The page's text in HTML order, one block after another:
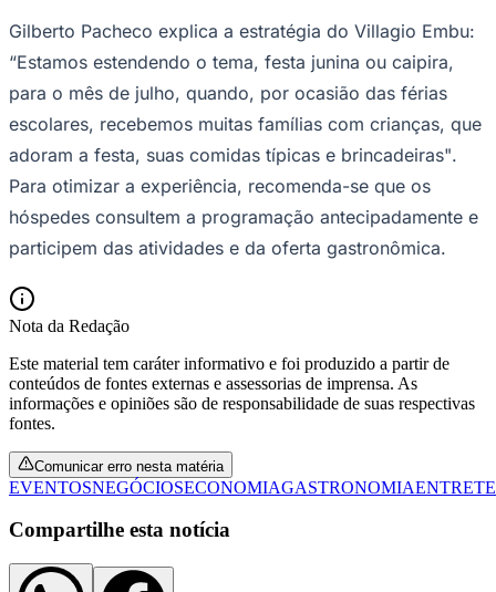
Corinthians
Gilberto Pacheco explica a estratégia do Villagio Embu:
“Estamos estendendo o tema, festa junina ou caipira,
para o mês de julho, quando, por ocasião das férias
escolares, recebemos muitas famílias com crianças, que
adoram a festa, suas comidas típicas e brincadeiras".
Para otimizar a experiência, recomenda-se que os
hóspedes consultem a programação antecipadamente e
participem das atividades e da oferta gastronômica.
Nota da Redação
Este material tem caráter informativo e foi produzido a partir de
conteúdos de fontes externas e assessorias de imprensa. As
informações e opiniões são de responsabilidade de suas respectivas
fontes.
Comunicar erro nesta matéria
EVENTOSNEGÓCIOSECONOMIAGASTRONOMIA
Compartilhe esta notícia